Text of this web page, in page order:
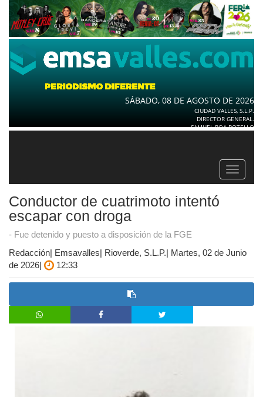
SÁBADO, 08 DE AGOSTO DE 2026
CIUDAD VALLES, S.L.P.
DIRECTOR GENERAL.
SAMUEL ROA BOTELLO
Toggle
Conductor de cuatrimoto intentó
escapar con droga
- Fue detenido y puesto a disposición de la FGE
Redacción| Emsavalles| Rioverde, S.L.P.| Martes, 02 de Junio
de 2026|
12:33